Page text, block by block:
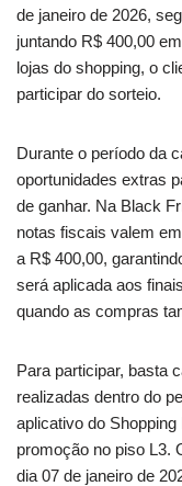
de janeiro de 2026,
juntando R$ 400,00
lojas do shopping, o
participar do sorteio.
Durante o período da
oportunidades extras
de ganhar. Na Black
notas fiscais valem
a R$ 400,00,
será aplicada aos
quando as compras
Para participar, basta
realizadas dentro do
aplicativo do
promoção no piso L3.
dia 07 de janeiro de